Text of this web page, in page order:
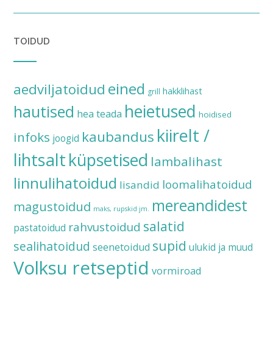
TOIDUD
aedviljatoidud eined grill hakklihast
hautised hea teada heietused hoidised
infoks joogid kaubandus kiirelt /
lihtsaltküpsetised lambalihast
linnulihatoidud lisandid loomalihatoidud
magustoidud maks, rupskid jm. mereandidest
pastatoidud rahvustoidud salatid
sealihatoidud seenetoidud supid ulukid ja muud
Volksu retseptid vormiroad